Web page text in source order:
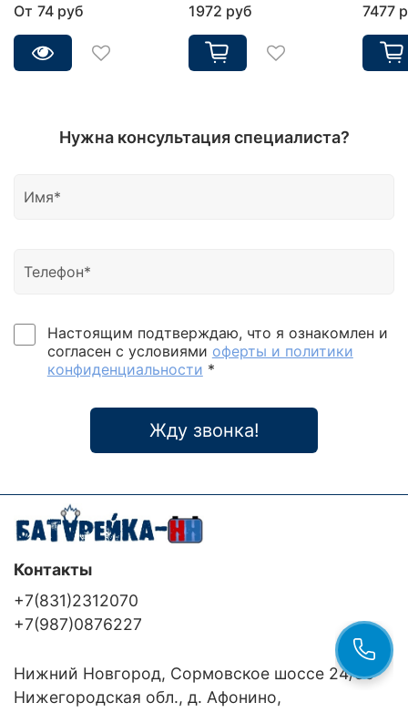
От 74 руб 1972 руб 7477
Нужна консультация специалиста?
Настоящим подтверждаю, что я ознакомлен и
согласен с условиями оферты и политики
конфиденциальности *
Жду звонка!
Контакты
+7(831)2312070
+7(987)0876227
Нижний Новгород, Сормовское шоссе 24/36
Нижегородская обл., д. Афонино,